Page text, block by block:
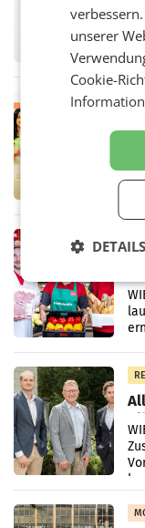
unserer
Cookie-